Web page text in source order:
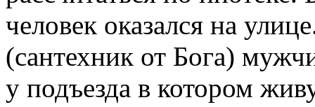
человек оказался на
(сантехник от Бога)
у подъезда в котором